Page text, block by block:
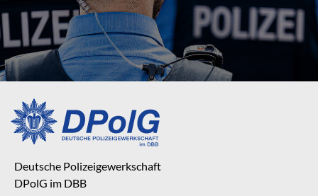
Deutsche Polizeigewerkschaft
DPolG im DBB